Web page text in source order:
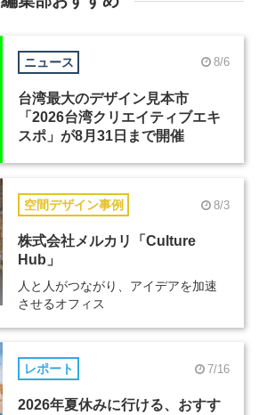
ニュース 8/6
台湾最大のデザイン見本市
「2026台湾クリエイティブエキ
スポ」が8月31日まで開催
空間デザイン事例 8/3
株式会社メルカリ「Culture
Hub」
人と人がつながり、アイデアを加速
させるオフィス
レポート 7/16
2026年夏休みに行ける、おすす